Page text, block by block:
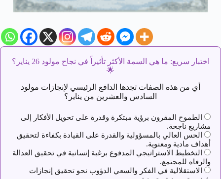
اختبار سريع: ما هي السمة الأكثر تأثيراً في نجاح مولود 26 يناير؟
🌟
أي من هذه الصفات تجدها الدافع الرئيسي لإنجازات مولود
السادس والعشرين من يناير؟
الطموح المقرون برؤية مبتكرة وقدرة على تحويل الأفكار إلى
مشاريع ناجحة.
الحس العالي بالمسؤولية والقدرة على القيادة بكفاءة لتحقيق
أهداف مادية ومعنوية.
التخطيط الاستراتيجي المدفوع برغبة إنسانية في تحقيق العدالة
والرفاه للمجتمع.
الاستقلالية في الفكر والسعي الدؤوب نحو تحقيق إنجازات